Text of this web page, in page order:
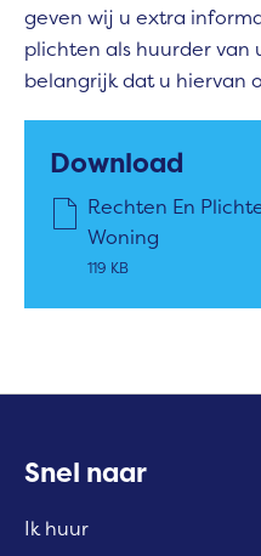
geven wij u extra
plichten als huurder van
belangrijk dat u hiervan
Download
Rechten En
Woning
119 KB
Contactinformatie
Snel naar
Ik huur